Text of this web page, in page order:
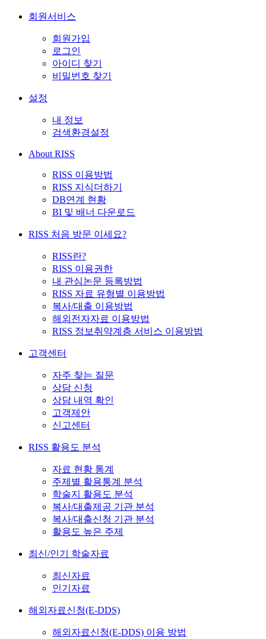
회원서비스
회원가입
로그인
아이디 찾기
비밀번호 찾기
설정
내 정보
검색환경설정
About RISS
RISS 이용방법
RISS 지식더하기
DB연계 현황
BI 및 배너 다운로드
RISS 처음 방문 이세요?
RISS란?
RISS 이용권한
내 관심논문 등록방법
RISS 자료 유형별 이용방법
복사/대출 이용방법
해외전자자료 이용방법
RISS 정보취약계층 서비스 이용방법
고객센터
자주 찾는 질문
상담 신청
상담 내역 확인
고객제안
신고센터
RISS 활용도 분석
자료 현황 통계
주제별 활용통계 분석
학술지 활용도 분석
복사/대출제공 기관 분석
복사/대출신청 기관 분석
활용도 높은 주제
최신/인기 학술자료
최신자료
인기자료
해외자료신청(E-DDS)
해외자료신청(E-DDS) 이용 방법